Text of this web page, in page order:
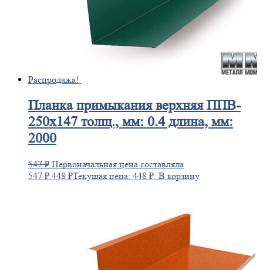
Распродажа!
Планкапримыкания верхняя ППВ-
250х147 толщ., мм: 0.4 длина, мм:
2000
547₽ Первоначальная цена составляла
547 ₽.448 ₽Текущая цена: 448 ₽. В корзину